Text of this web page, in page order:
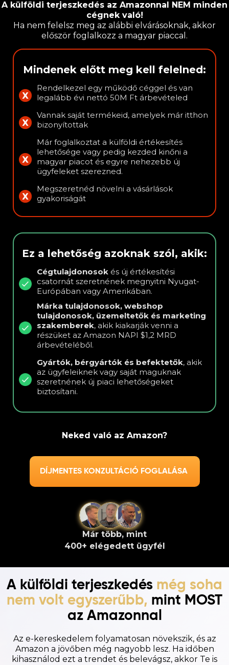
A külföldi terjeszkedés az Amazonnal NEM minden
cégnek való!
Ha nem felelsz meg az alábbi elvárásoknak, akkor
először foglalkozz a magyar piaccal.
Mindenek előtt meg kell felelned:
Rendelkezel egy működő céggel és van
legalább évi nettó 50M Ft árbevételed
Vannak saját termékeid, amelyek már itthon
bizonyítottak
Már foglalkoztat a külföldi értékesítés
lehetősége vagy pedig kezded kinőni a
magyar piacot és egyre nehezebb új
ügyfeleket szerezned.
Megszeretnéd növelni a vásárlások
gyakoriságát
Ez a lehetőség azoknak szól, akik:
Cégtulajdonosok és új értékesítési
csatornát szeretnének megnyitni Nyugat-
Európában vagy Amerikában.
Márka tulajdonosok, webshop
tulajdonosok, üzemeltetők és marketing
szakemberek, akik kiakarják venni a
részüket az Amazon NAPI $1,2 MRD
árbevételéből.
Gyártók, bérgyártók és befektetők, akik
az ügyfeleiknek vagy saját maguknak
szeretnének új piaci lehetőségeket
biztosítani.
Neked való az Amazon?
DÍJMENTES KONZULTÁCIÓ FOGLALÁSA
Már több, mint
400+ elégedett ügyfél
A külföldi terjeszkedés még soha
nem volt egyszerűbb, mint MOST
az Amazonnal
Az e-kereskedelem folyamatosan növekszik, és az
Amazon a jövőben még nagyobb lesz. Ha időben
kihasználod ezt a trendet és belevágsz, akkor Te is